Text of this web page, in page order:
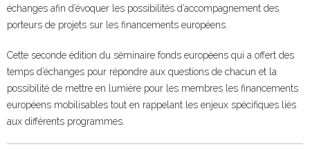
échanges afin d’évoquer les possibilités d’accompagnement des
porteurs de projets sur les financements européens.
Cette seconde édition du séminaire fonds européens qui a offert des
temps d’échanges pour répondre aux questions de chacun et la
possibilité de mettre en lumière pour les membres les financements
européens mobilisables tout en rappelant les enjeux spécifiques liés
aux différents programmes.